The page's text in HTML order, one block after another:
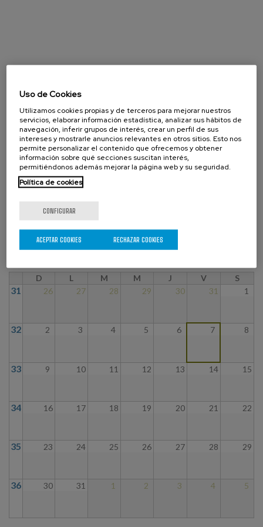
Agosto 2026
D L M M J V S
31 26 27 28 29 30 31 1
32 2 3 4 5 6 7 8
33 9 10 11 12 13 14 15
34 16 17 18 19 20 21 22
35 23 24 25 26 27 28 29
36 30 31 1 2 3 4 5
Uso de Cookies
Utilizamos cookies propias y de terceros para mejorar nuestros
servicios, elaborar información estadística, analizar sus hábitos de
navegación, inferir grupos de interés, crear un perfil de sus
intereses y mostrarle anuncios relevantes en otros sitios. Esto nos
permite personalizar el contenido que ofrecemos y obtener
información sobre qué secciones suscitan interés,
permitiéndonos además mejorar la página web y su seguridad.
Política de cookies
CONFIGURAR
RECHAZAR COOKIES
ACEPTAR COOKIES